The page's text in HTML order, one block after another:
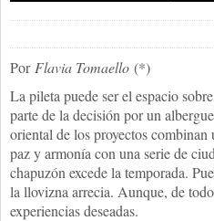
Por Flavia Tomaello (*)
La pileta puede ser el espacio
parte de la decisión por un
oriental de los proyectos combinan
paz y armonía con una serie de
chapuzón excede la temporada.
la llovizna arrecia. Aunque, de
experiencias deseadas.